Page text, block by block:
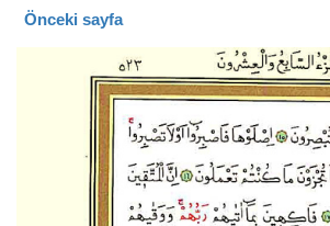
Önceki sayfa